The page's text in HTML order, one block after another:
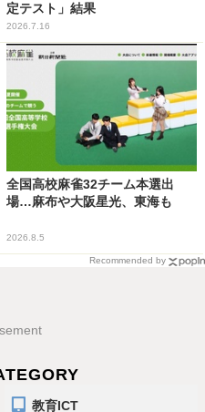
定テスト」結果
2026.7.16
全国高校麻雀32チーム本選出
場…麻布や大阪星光、東海も
2026.8.5
Recommended by
教育ICT